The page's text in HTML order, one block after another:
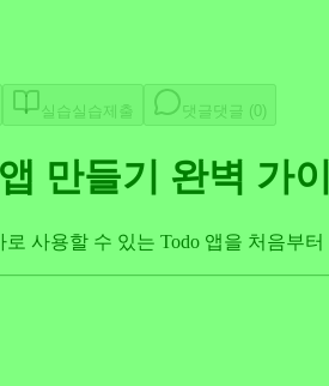
실습실습제출 댓글 댓글 (0 )
만들기 완벽 가
로 사용할 수 있는 Todo 앱을 처음